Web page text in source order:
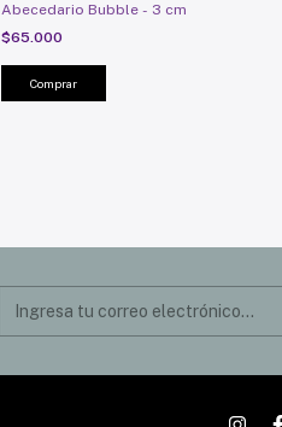
Abecedario Bubble - 3 cm
$65.000
Comprar